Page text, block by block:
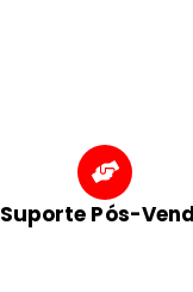
Suporte Pós-